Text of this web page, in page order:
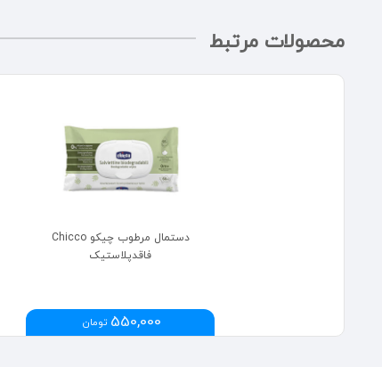
محصولات مرتبط
دستمال مرطوب چیکو Chicco
فاقد‌پلاستیک
550,000 تومان